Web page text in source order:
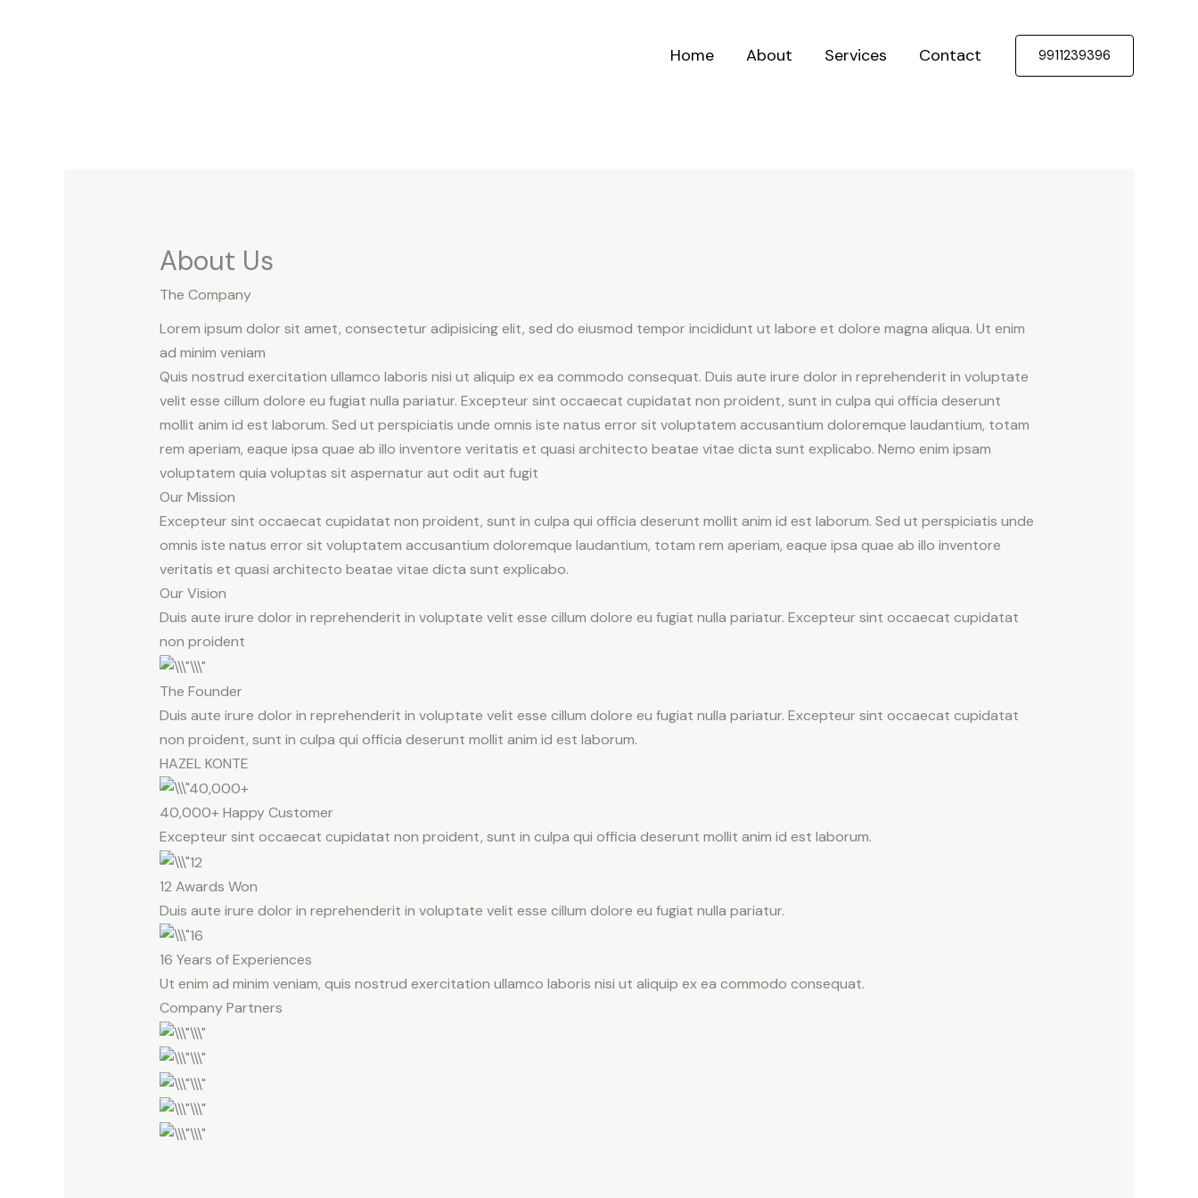
Home About Services Contact 9911239396
About Us
The Company
Lorem ipsum dolor sit amet, consectetur adipisicing elit, sed do eiusmod tempor incididunt ut labore et dolore magna aliqua. Ut enim
ad minim veniam
Quis nostrud exercitation ullamco laboris nisi ut aliquip ex ea commodo consequat. Duis aute irure dolor in reprehenderit in voluptate
velit esse cillum dolore eu fugiat nulla pariatur. Excepteur sint occaecat cupidatat non proident, sunt in culpa qui officia deserunt
mollit anim id est laborum. Sed ut perspiciatis unde omnis iste natus error sit voluptatem accusantium doloremque laudantium, totam
rem aperiam, eaque ipsa quae ab illo inventore veritatis et quasi architecto beatae vitae dicta sunt explicabo. Nemo enim ipsam
voluptatem quia voluptas sit aspernatur aut odit aut fugit
Our Mission
Excepteur sint occaecat cupidatat non proident, sunt in culpa qui officia deserunt mollit anim id est laborum. Sed ut perspiciatis unde
omnis iste natus error sit voluptatem accusantium doloremque laudantium, totam rem aperiam, eaque ipsa quae ab illo inventore
veritatis et quasi architecto beatae vitae dicta sunt explicabo.
Our Vision
Duis aute irure dolor in reprehenderit in voluptate velit esse cillum dolore eu fugiat nulla pariatur. Excepteur sint occaecat cupidatat
non proident
The Founder
Duis aute irure dolor in reprehenderit in voluptate velit esse cillum dolore eu fugiat nulla pariatur. Excepteur sint occaecat cupidatat
non proident, sunt in culpa qui officia deserunt mollit anim id est laborum.
HAZEL KONTE
40,000+ Happy Customer
Excepteur sint occaecat cupidatat non proident, sunt in culpa qui officia deserunt mollit anim id est laborum.
12 Awards Won
Duis aute irure dolor in reprehenderit in voluptate velit esse cillum dolore eu fugiat nulla pariatur.
16 Years of Experiences
Ut enim ad minim veniam, quis nostrud exercitation ullamco laboris nisi ut aliquip ex ea commodo consequat.
Company Partners